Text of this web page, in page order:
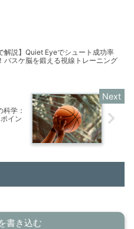
解説】Quiet Eyeでシュート成功率
バスケ脳を鍛える視線トレーニング
学：
イン
書き込む